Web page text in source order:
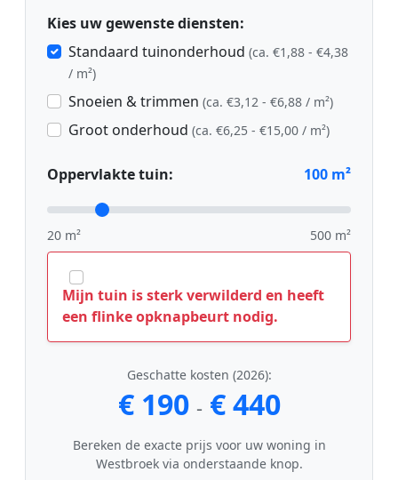
Kies uw gewenste diensten:
Standaard tuinonderhoud (ca. €1,88 - €4,38
/ m²)
Snoeien & trimmen (ca. €3,12 - €6,88 / m²)
Groot onderhoud (ca. €6,25 - €15,00 / m²)
Oppervlakte tuin: 100 m²
20 m² 500 m²
Mijn tuin is sterk verwilderd en heeft
een flinke opknapbeurt nodig.
Geschatte kosten (2026):
€ 190 - € 440
Bereken de exacte prijs voor uw woning in
Westbroek via onderstaande knop.